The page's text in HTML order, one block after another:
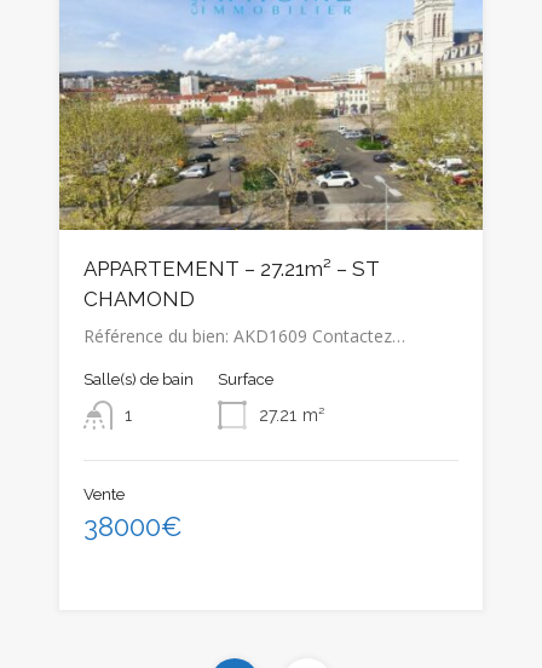
APPARTEMENT – 27.21m² – ST
CHAMOND
Référence du bien: AKD1609 Contactez…
Salle(s) de bain
1
Surface
27.21 m²
Vente
38000€